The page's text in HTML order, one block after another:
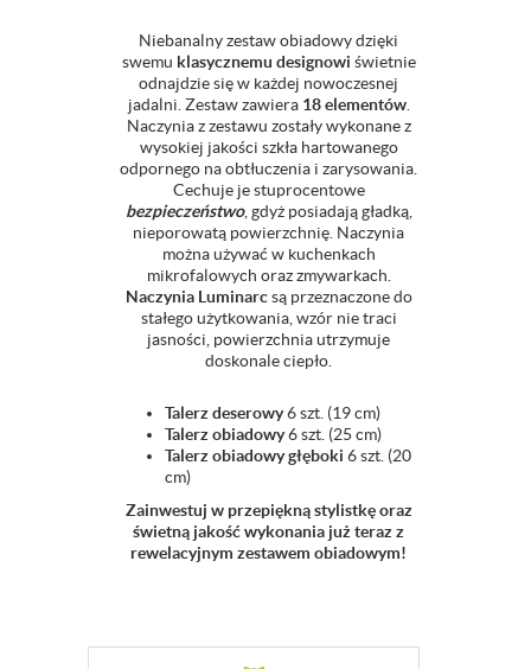
Niebanalny zestaw obiadowy dzięki
swemu klasycznemu designowi świetnie
odnajdzie się w każdej nowoczesnej
jadalni. Zestaw zawiera 18 elementów.
Naczynia z zestawu zostały wykonane z
wysokiej jakości szkła hartowanego
odpornego na obtłuczenia i zarysowania.
Cechuje je stuprocentowe
bezpieczeństwo, gdyż posiadają gładką,
nieporowatą powierzchnię. Naczynia
można używać w kuchenkach
mikrofalowych oraz zmywarkach.
Naczynia Luminarcsą przeznaczone do
stałego użytkowania, wzór nie traci
jasności, powierzchnia utrzymuje
doskonale ciepło.
Talerz deserowy6 szt. (19 cm)
Talerz obiadowy6 szt. (25 cm)
Talerz obiadowy głęboki 6 szt. (20
cm)
Zainwestuj w przepiękną stylistkę oraz
świetną jakość wykonania już teraz z
rewelacyjnym zestawem obiadowym!